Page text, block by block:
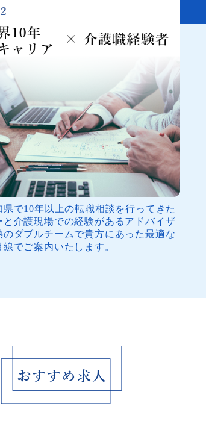
で10年以上の転職相談を行ってきた
と介護現場での経験があるアドバイザ
のダブルチームで貴方にあった最適な
でご案内いたします。